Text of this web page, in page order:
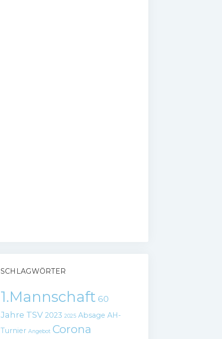
SCHLAGWÖRTER
1.Mannschaft 60
Jahre TSV 2023 2025 Absage AH-
Turnier Angebot Corona